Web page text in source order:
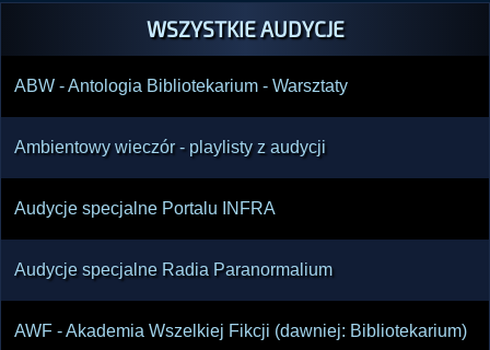
WSZYSTKIE AUDYCJE
ABW - Antologia Bibliotekarium - Warsztaty
Ambientowy wieczór - playlisty z audycji
Audycje specjalne Portalu INFRA
Audycje specjalne Radia Paranormalium
AWF - Akademia Wszelkiej Fikcji (dawniej: Bibliotekarium)